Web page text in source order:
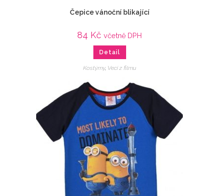
Čepice vánoční blikající
84 Kč včetně DPH
Detail
Kostýmy, Veci z filmu